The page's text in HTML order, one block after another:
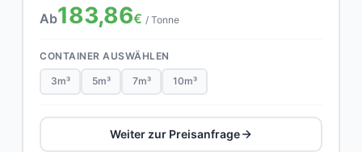
Ab183,86€ / Tonne
CONTAINER AUSWÄHLEN
3m³ 5m³ 7m³ 10m³
Weiter zur Preisanfrage